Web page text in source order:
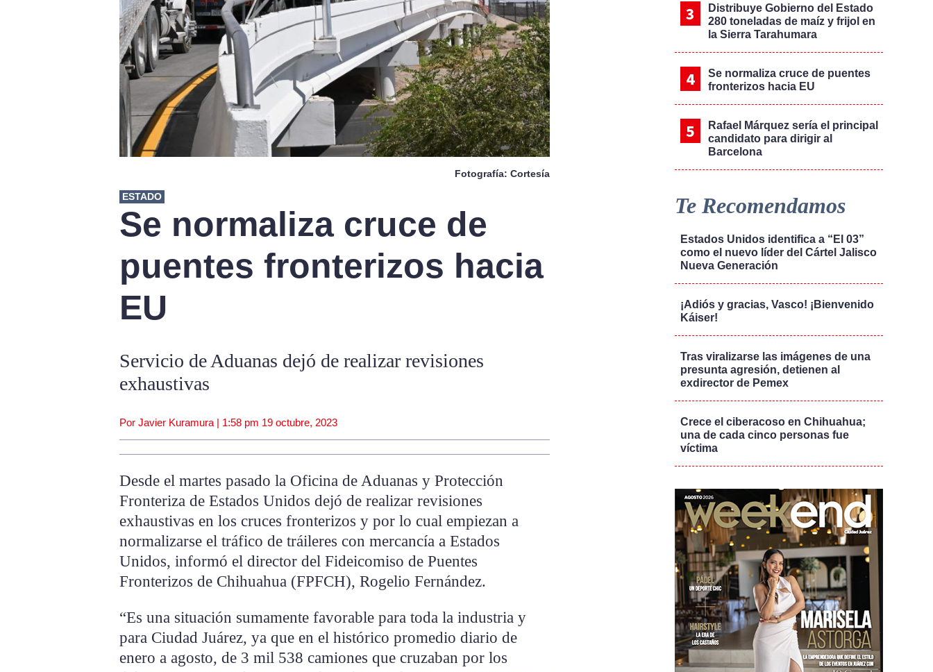
Fotografía: Cortesía
ESTADO
Se normaliza cruce de
puentes fronterizos hacia
EU
Servicio de Aduanas dejó de realizar revisiones
exhaustivas
Por Javier Kuramura | 1:58 pm 19 octubre, 2023
Desde el martes pasado la Oficina de Aduanas y Protección
Fronteriza de Estados Unidos dejó de realizar revisiones
exhaustivas en los cruces fronterizos y por lo cual empiezan a
normalizarse el tráfico de tráileres con mercancía a Estados
Unidos, informó el director del Fideicomiso de Puentes
Fronterizos de Chihuahua (FPFCH), Rogelio Fernández.
“Es una situación sumamente favorable para toda la industria y
para Ciudad Juárez, ya que en el histórico promedio diario de
enero a agosto, de 3 mil 538 camiones que cruzaban por los
Distribuye Gobierno del Estado
280 toneladas de maíz y frijol en
la Sierra Tarahumara
Se normaliza cruce de puentes
fronterizos hacia EU
Rafael Márquez sería el principal
candidato para dirigir al
Barcelona
Te Recomendamos
Estados Unidos identifica a “El 03”
como el nuevo líder del Cártel Jalisco
Nueva Generación
¡Adiós y gracias, Vasco! ¡Bienvenido
Káiser!
Tras viralizarse las imágenes de una
presunta agresión, detienen al
exdirector de Pemex
Crece el ciberacoso en Chihuahua;
una de cada cinco personas fue
víctima